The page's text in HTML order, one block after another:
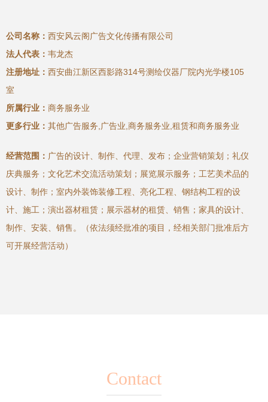
公司名称： 西安风云阁广告文化传播有限公司
法人代表： 韦龙杰
注册地址： 西安曲江新区西影路314号测绘仪器厂院内光学楼105
室
所属行业： 商务服务业
更多行业： 其他广告服务,广告业,商务服务业,租赁和商务服务业
经营范围： 广告的设计、制作、代理、发布；企业营销策划；礼仪
庆典服务；文化艺术交流活动策划；展览展示服务；工艺美术品的
设计、制作；室内外装饰装修工程、亮化工程、钢结构工程的设
计、施工；演出器材租赁；展示器材的租赁、销售；家具的设计、
制作、安装、销售。（依法须经批准的项目，经相关部门批准后方
可开展经营活动）
Contact